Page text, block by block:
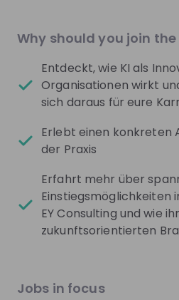
Instagram
Podcasts
YouTube
Join their Talent Pool so
you.
Join Talent Pool
Jobs
Why should you join the
Entdeckt, wie KI als
Organisationen wirkt
sich daraus für eure
Erlebt einen konkreten
der Praxis
Erfahrt mehr über
Einstiegsmöglichkeiten
EY Consulting und wie
zukunftsorientierten
Jobs in focus